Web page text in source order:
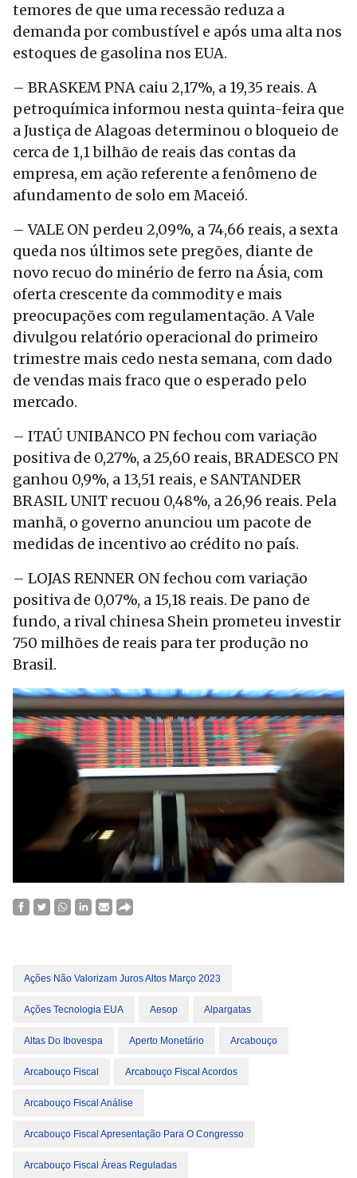
temores de que uma recessão reduza a
demanda por combustível e após uma alta nos
estoques de gasolina nos EUA.
– BRASKEM PNA caiu 2,17%, a 19,35 reais. A
petroquímica informou nesta quinta-feira que
a Justiça de Alagoas determinou o bloqueio de
cerca de 1,1 bilhão de reais das contas da
empresa, em ação referente a fenômeno de
afundamento de solo em Maceió.
– VALE ON perdeu 2,09%, a 74,66 reais, a sexta
queda nos últimos sete pregões, diante de
novo recuo do minério de ferro na Ásia, com
oferta crescente da commodity e mais
preocupações com regulamentação. A Vale
divulgou relatório operacional do primeiro
trimestre mais cedo nesta semana, com dado
de vendas mais fraco que o esperado pelo
mercado.
– ITAÚ UNIBANCO PN fechou com variação
positiva de 0,27%, a 25,60 reais, BRADESCO PN
ganhou 0,9%, a 13,51 reais, e SANTANDER
BRASIL UNIT recuou 0,48%, a 26,96 reais. Pela
manhã, o governo anunciou um pacote de
medidas de incentivo ao crédito no país.
– LOJAS RENNER ON fechou com variação
positiva de 0,07%, a 15,18 reais. De pano de
fundo, a rival chinesa Shein prometeu investir
750 milhões de reais para ter produção no
Brasil.
Ações Não Valorizam Juros Altos Março 2023
Ações Tecnologia EUA Aesop Alpargatas
Altas Do Ibovespa Aperto Monetário Arcabouço
Arcabouço Fiscal Arcabouço Fiscal Acordos
Arcabouço Fiscal Análise
Arcabouço Fiscal Apresentação Para O Congresso
Arcabouço Fiscal Áreas Reguladas